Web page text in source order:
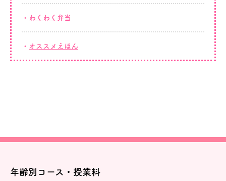
わくわく弁当
オススメえほん
年齢別コース・授業料